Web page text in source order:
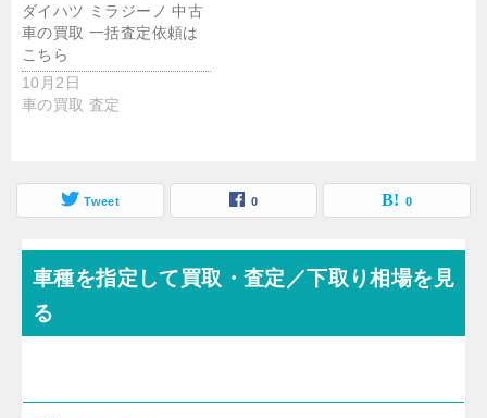
ダイハツ ミラジーノ 中古
車の買取 一括査定依頼は
こちら
10月2日
車の買取 査定
Tweet 0 0
車種を指定して買取・査定／下取り相場を見
る